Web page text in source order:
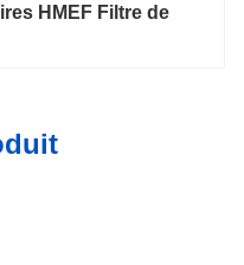
HMEF Filtre de